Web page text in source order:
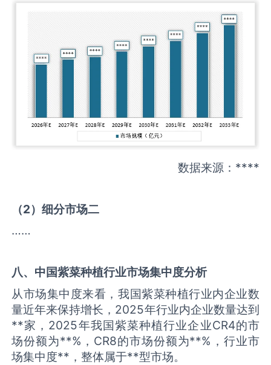
数据来源：****
（2）细分市场二
……
八、中国紫菜种植行业市场集中度分析
从市场集中度来看，我国紫菜种植行业内企业数
量近年来保持增长，2025年行业内企业数量达到
**家，2025年我国紫菜种植行业企业CR4的市
场份额为**%，CR8的市场份额为**%，行业市
场集中度**，整体属于**型市场。